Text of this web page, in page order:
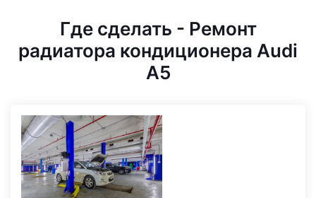
Где сделать - Ремонт
радиатора кондиционера Audi
A5